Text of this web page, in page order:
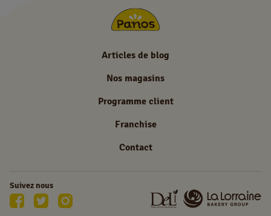
Suivez nous
Articles de blog
Nos magasins
Programme client
Franchise
Contact